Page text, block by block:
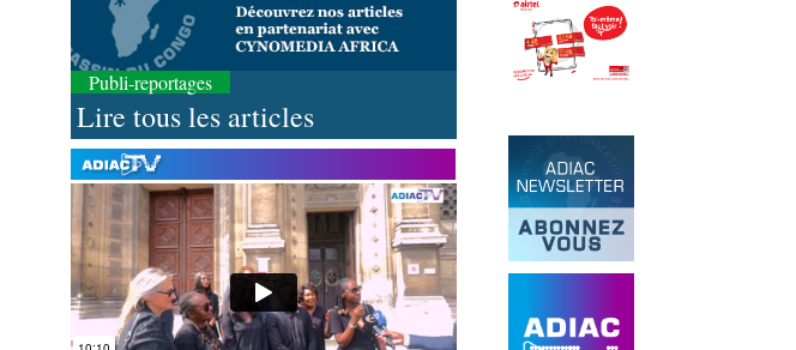
Publi-reportages
Lire tous les articles
07-08-2026 11:03
SportFootball, le week-end des Diables rouges et
des Congolais de la diaspora en Coupes d'Europe
(matches aller du 3e tour)